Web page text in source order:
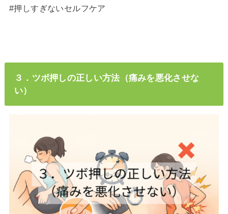
#押しすぎないセルフケア
３．ツボ押しの正しい方法（痛みを悪化させな
い）